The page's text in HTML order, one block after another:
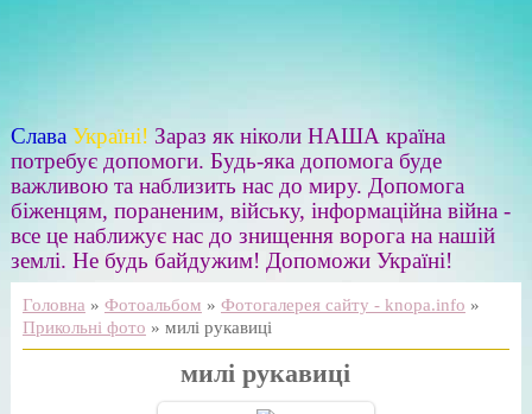
Слава Україні! Зараз як ніколи НАША країна
потребує допомоги. Будь-яка допомога буде
важливою та наблизить нас до миру. Допомога
біженцям, пораненим, війську, інформаційна війна -
все це наближує нас до знищення ворога на нашій
землі. Не будь байдужим! Допоможи Україні!
Головна » Фотоальбом » Фотогалерея сайту - knopa.info »
Прикольні фото » милі рукавиці
милі рукавиці